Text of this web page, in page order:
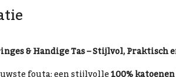
& Handige Tas – Stijlvol, Praktisch